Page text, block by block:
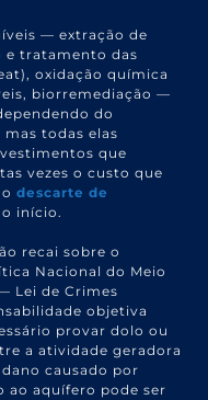
— extração de
e tratamento das
oxidação química
biorremediação —
do
todas elas
que
vezes o custo que
odescarte de
início.
recai sobre o
Nacional do Meio
Lei de Crimes
objetiva
provar dolo ou
a atividade geradora
causado por
ao aquífero pode ser